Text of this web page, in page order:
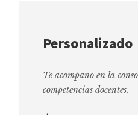
Personalizado
Te acompaño en la
competencias docentes.